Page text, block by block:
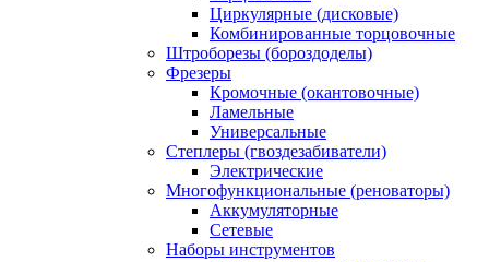
Циркулярные (дисковые)
Комбинированные торцовочные
Штроборезы (бороздоделы)
Фрезеры
Кромочные (окантовочные)
Ламельные
Универсальные
Степлеры (гвоздезабиватели)
Электрические
Многофункциональные (реноваторы)
Аккумуляторные
Сетевые
Наборы инструментов